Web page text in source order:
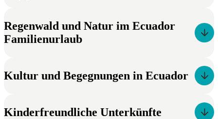
Regenwald und Natur im Ecuador
Familienurlaub
Kultur und Begegnungen in Ecuador
Kinderfreundliche Unterkünfte